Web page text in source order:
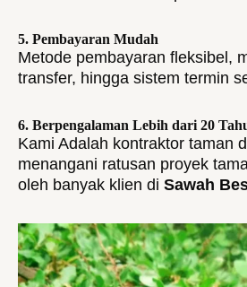
5. Pembayaran Mudah
Metode pembayaran fleksibel,
transfer, hingga sistem termin
6. Berpengalaman Lebih dari 20
Kami Adalah kontraktor taman
menangani ratusan proyek
oleh banyak klien di Sawah